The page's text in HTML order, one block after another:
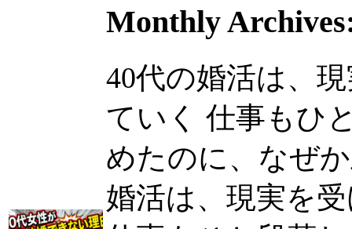
Monthly
40代の婚活は、
ていく 仕事もひ
めたのに、なぜ
婚活は、現実を